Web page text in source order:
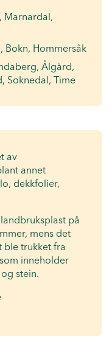
Marnardal,
Bokn, Hommersåk
Ålgård,
Soknedal, Time
av
annet
dekkfolier,
på
mens det
ble trukket fra
inneholder
stein.